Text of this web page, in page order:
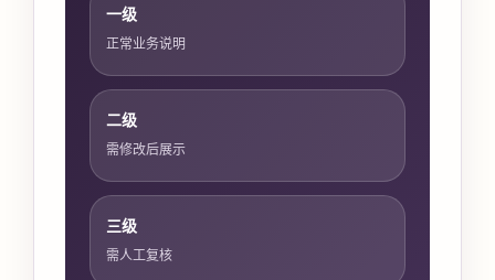
一级
正常业务说明
二级
需修改后展示
三级
需人工复核